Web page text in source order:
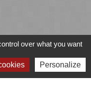
- Accessibilité -
cookies
over what you want
Personalize